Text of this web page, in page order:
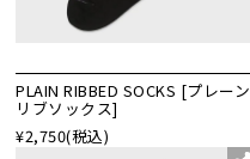
PLAIN RIBBED SOCKS [プレーン
リブソックス]
¥2,750(税込)